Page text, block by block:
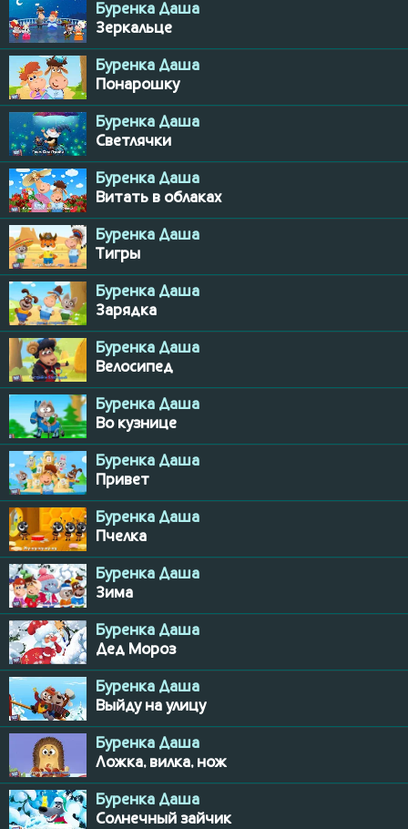
Буренка Даша
Зеркальце
Буренка Даша
Понарошку
Буренка Даша
Светлячки
Буренка Даша
Витать в облаках
Буренка Даша
Тигры
Буренка Даша
Зарядка
Буренка Даша
Велосипед
Буренка Даша
Во кузнице
Буренка Даша
Привет
Буренка Даша
Пчелка
Буренка Даша
Зима
Буренка Даша
Дед Мороз
Буренка Даша
Выйду на улицу
Буренка Даша
Ложка, вилка, нож
Буренка Даша
Солнечный зайчик